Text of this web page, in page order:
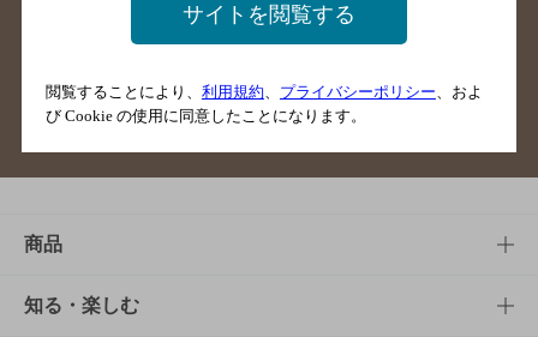
掲載店舗様ログイン
ご意見・ご感想
商品
商品TOP
知る・楽しむ
サイトを閲覧する
閲覧することにより、 利用規約 プライバシーポリシー 、およ
び Cookie の使用に同意したことになります。